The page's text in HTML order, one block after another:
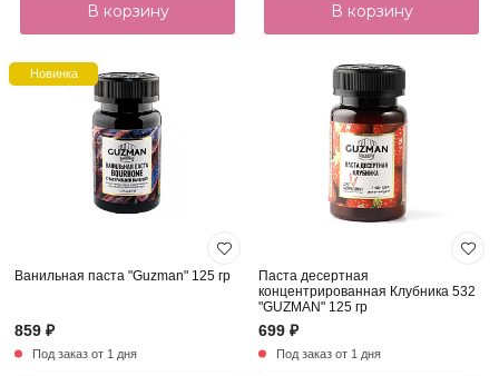
В корзину В корзину
Новинка
Ванильная паста "Guzman" 125 гр
859 ₽
Под заказ от 1 дня
Паста десертная
концентрированная Клубника 532
"GUZMAN" 125 гр
699 ₽
Под заказ от 1 дня